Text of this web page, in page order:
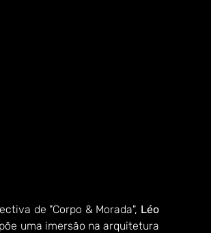
de "Corpo & Morada", Léo
uma imersão na arquitetura